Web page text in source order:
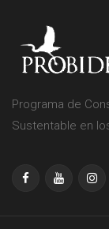
Programa de
Sustentable en